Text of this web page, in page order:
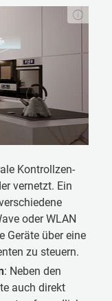
Kon­troll­zen­
ver­netzt. Ein
oder WLAN
Ge­räte über eine
zu steu­ern.
: Neben den
auch di­rekt